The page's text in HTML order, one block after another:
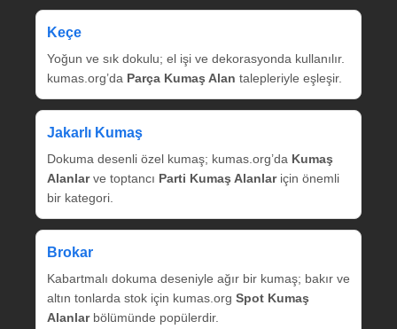
Keçe
Yoğun ve sık dokulu; el işi ve dekorasyonda kullanılır.
kumas.org’da Parça Kumaş Alan talepleriyle eşleşir.
Jakarlı Kumaş
Dokuma desenli özel kumaş; kumas.org’da Kumaş
Alanlarve toptancı Parti Kumaş Alanlariçin önemli
bir kategori.
Brokar
Kabartmalı dokuma deseniyle ağır bir kumaş; bakır ve
altın tonlarda stok için kumas.org Spot Kumaş
Alanlarbölümünde popülerdir.